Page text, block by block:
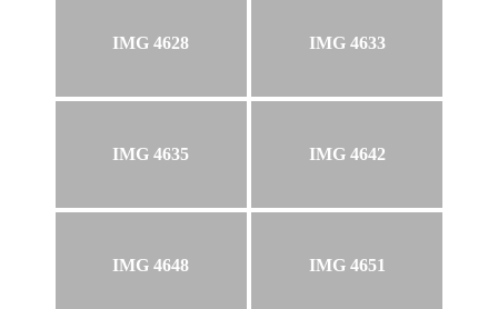
IMG 4628 IMG 4633
IMG 4635 IMG 4642
IMG 4648 IMG 4651